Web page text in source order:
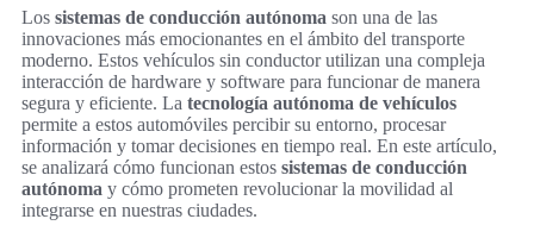
Los sistemas de conducción autónoma son una de las
innovaciones más emocionantes en el ámbito del transporte
moderno. Estos vehículos sin conductor utilizan una compleja
interacción de hardware y software para funcionar de manera
segura y eficiente. La tecnología autónoma de vehículos
permite a estos automóviles percibir su entorno, procesar
información y tomar decisiones en tiempo real. En este artículo,
se analizará cómo funcionan estos sistemas de conducción
autónoma y cómo prometen revolucionar la movilidad al
integrarse en nuestras ciudades.